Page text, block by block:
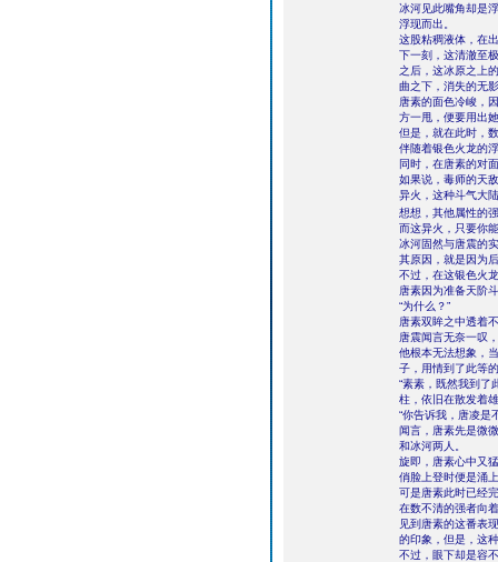
冰河见此嘴角却是
浮现而出。
这股粘稠液体，在
下一刻，这清澈至
之后，这冰原之上
曲之下，消失的无
唐素的面色冷峻，
方一甩，便要用出
但是，就在此时，
伴随着银色火龙的
同时，在唐素的对
如果说，毒师的天
异火，这种斗气大
想想，其他属性的
而这异火，只要你
冰河固然与唐震的
其原因，就是因为
不过，在这银色火
唐素因为准备天阶
“为什么？”
唐素双眸之中透着
唐震闻言无奈一叹
他根本无法想象，
子，用情到了此等
“素素，既然我到了
柱，依旧在散发着
“你告诉我，唐凌是
闻言，唐素先是微
和冰河两人。
旋即，唐素心中又
俏脸上登时便是涌
可是唐素此时已经
在数不清的强者向
见到唐素的这番表
的印象，但是，这
不过，眼下却是容